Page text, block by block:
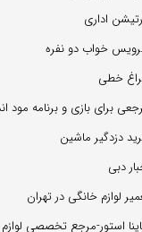
اداری
خواب دو نفره
خطی
برای بازی و برنامه مود
دزدگیر ماشین
دبی
لوازم خانگی در تهران
استور-مرجع تخصصی